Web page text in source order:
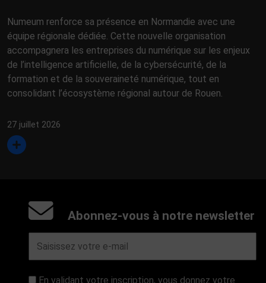
Numeum renforce sa présence en Normandie avec une
équipe régionale dédiée. Cette nouvelle organisation
accompagnera les entreprises du numérique sur les enjeux
de l’intelligence artificielle, de la cybersécurité, de la
formation et de la souveraineté numérique, tout en
consolidant l’écosystème régional autour de Rouen.
27 juillet 2026
Abonnez-vous à notre newsletter
En validant votre inscription, vous donnez votre